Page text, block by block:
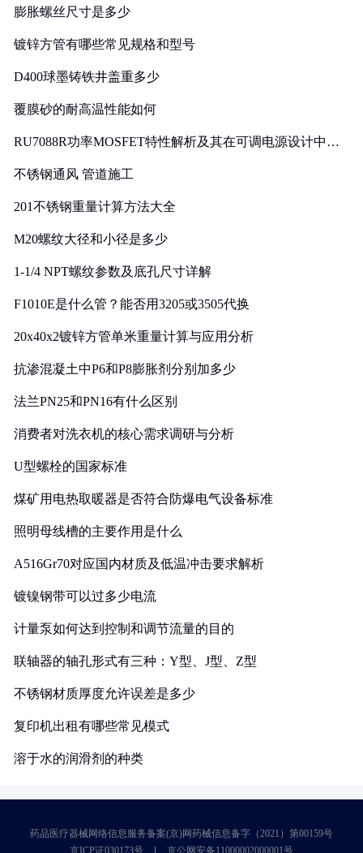
膨胀螺丝尺寸是多少
镀锌方管有哪些常见规格和型号
D400球墨铸铁井盖重多少
覆膜砂的耐高温性能如何
RU7088R功率MOSFET特性解析及其在可调电源设计中的
不锈钢通风 管道施工
201不锈钢重量计算方法大全
M20螺纹大径和小径是多少
1-1/4 NPT螺纹参数及底孔尺寸详解
F1010E是什么管？能否用3205或3505代换
20x40x2镀锌方管单米重量计算与应用分析
抗渗混凝土中P6和P8膨胀剂分别加多少
法兰PN25和PN16有什么区别
消费者对洗衣机的核心需求调研与分析
U型螺栓的国家标准
煤矿用电热取暖器是否符合防爆电气设备标准
照明母线槽的主要作用是什么
A516Gr70对应国内材质及低温冲击要求解析
镀镍钢带可以过多少电流
计量泵如何达到控制和调节流量的目的
联轴器的轴孔形式有三种：Y型、J型、Z型
不锈钢材质厚度允许误差是多少
复印机出租有哪些常见模式
溶于水的润滑剂的种类
药品医疗器械网络信息服务备案(京)网药械信息备字（2021）第00159号
京ICP证030173号
京公网安备11000002000001号